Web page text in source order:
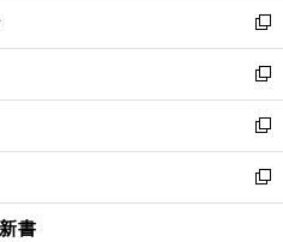
く
ィ
ン
ド
ウ
で
開
く
い
ウ
ィ
ン
ド
ウ
で
開
新
し
い
ウ
ィ
ン
ド
ウ
新
し
い
ウ
ィ
ン
新
し
い
ウ
新
し
書